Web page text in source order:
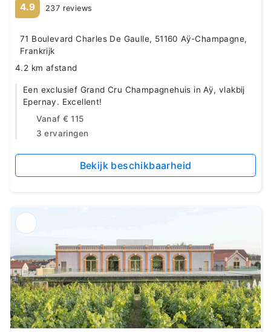
4.9 237 reviews
71 Boulevard Charles De Gaulle, 51160 Aÿ-Champagne,
Frankrijk
4.2 km afstand
Een exclusief Grand Cru Champagnehuis in Aÿ, vlakbij
Epernay. Excellent!
Vanaf € 115
3 ervaringen
Bekijk beschikbaarheid